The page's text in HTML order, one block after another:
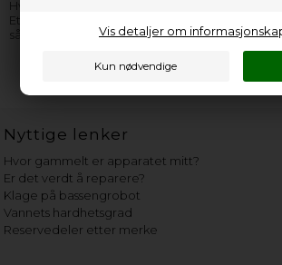
Vis detaljer om
Hvis du har bruk for hjelp til å finne korrekte
Etna apparat, er du velkommen til å
så mange informasjoner som overhodet
Nyttige lenker
Hvor gammelt er apparatet mitt?
Er det verdt å reparere?
Klage på bassengrobot
Vannets hardhetsgrad
Reservedeler etter merke